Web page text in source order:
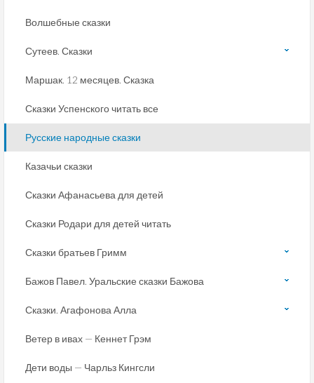
Волшебные сказки
Сутеев. Сказки
Маршак. 12 месяцев. Сказка
Сказки Успенского читать все
Русские народные сказки
Казачьи сказки
Сказки Афанасьева для детей
Сказки Родари для детей читать
Сказки братьев Гримм
Бажов Павел. Уральские сказки Бажова
Сказки. Агафонова Алла
Ветер в ивах — Кеннет Грэм
Дети воды — Чарльз Кингсли